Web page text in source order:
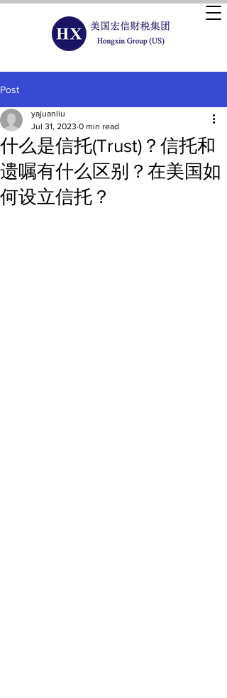
Post
什么是信托(Trust)？信托和
遗嘱有什么区别？在美国如
何设立信托？
yajuanliu
Jul 31, 2023 0 min read